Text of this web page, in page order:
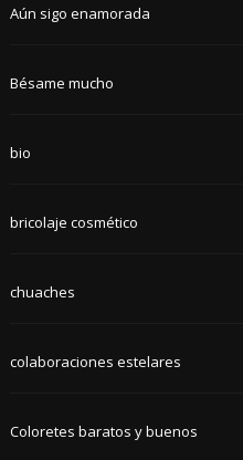
Aún sigo enamorada
Bésame mucho
bio
bricolaje cosmético
chuaches
colaboraciones estelares
Coloretes baratos y buenos